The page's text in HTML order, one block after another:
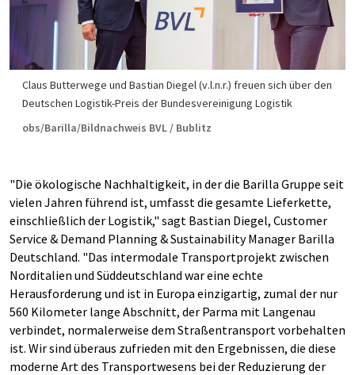
Claus Butterwege und Bastian Diegel (v.l.n.r.) freuen sich über den
Deutschen Logistik-Preis der Bundesvereinigung Logistik
obs/Barilla/Bildnachweis BVL / Bublitz
"Die ökologische Nachhaltigkeit, in der die Barilla Gruppe seit
vielen Jahren führend ist, umfasst die gesamte Lieferkette,
einschließlich der Logistik," sagt Bastian Diegel, Customer
Service & Demand Planning & Sustainability Manager Barilla
Deutschland. "Das intermodale Transportprojekt zwischen
Norditalien und Süddeutschland war eine echte
Herausforderung und ist in Europa einzigartig, zumal der nur
560 Kilometer lange Abschnitt, der Parma mit Langenau
verbindet, normalerweise dem Straßentransport vorbehalten
ist. Wir sind überaus zufrieden mit den Ergebnissen, die diese
moderne Art des Transportwesens bei der Reduzierung der